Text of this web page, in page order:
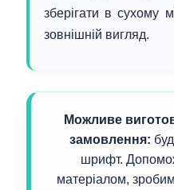
зберігати в сухому
зовнішній вигляд.
Можливе
замовлення:
шрифт.
матеріалом,